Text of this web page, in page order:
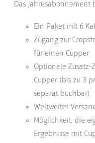
Das Jahresabonnement
Ein Paket mit 6
Zugang zur
für einen Cupper
Optionale Zusatz-
Cupper (bis zu 3
separat buchbar)
Weltweiter
Möglichkeit, die
Ergebnisse mit